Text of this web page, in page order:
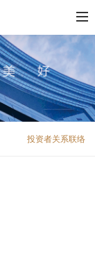
投资者关系联络